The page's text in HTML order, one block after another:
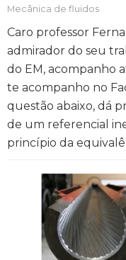
Mecânica de fluidos
Caro professor
admirador do seu
do EM, acompanho
te acompanho no
questão abaixo, dá
de um referencial
princípio da